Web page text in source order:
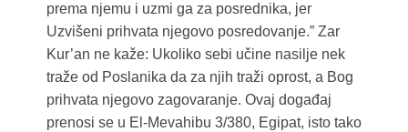
prema njemu i uzmi ga za posrednika, jer
Uzvišeni prihvata njegovo posredovanje.” Zar
Kur’an ne kaže: Ukoliko sebi učine nasilje nek
traže od Poslanika da za njih traži oprost, a Bog
prihvata njegovo zagovaranje. Ovaj događaj
prenosi se u El-Mevahibu 3/380, Egipat, isto tako